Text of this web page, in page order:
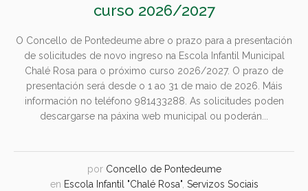
curso 2026/2027
O Concello de Pontedeume abre o prazo para a presentación
de solicitudes de novo ingreso na Escola Infantil Municipal
Chalé Rosa para o próximo curso 2026/2027. O prazo de
presentación será desde o 1 ao 31 de maio de 2026. Máis
información no teléfono 981433288. As solicitudes poden
descargarse na páxina web municipal ou poderán...
por Concello de Pontedeume
en Escola Infantil "Chalé Rosa", Servizos Sociais